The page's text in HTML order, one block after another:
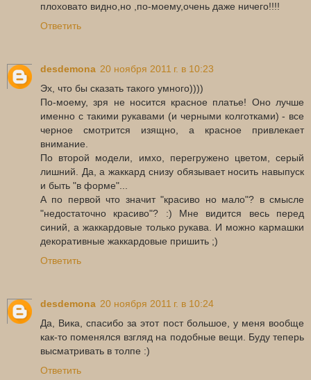
плоховато видно,но ,по-моему,очень даже ничего!!!!
Ответить
desdemona 20 ноября 2011 г. в 10:23
Эх, что бы сказать такого умного))))
По-моему, зря не носится красное платье! Оно лучше
именно с такими рукавами (и черными колготками) - все
черное смотрится изящно, а красное привлекает
внимание.
По второй модели, имхо, перегружено цветом, серый
лишний. Да, а жаккард снизу обязывает носить навыпуск
и быть "в форме"...
А по первой что значит "красиво но мало"? в смысле
"недостаточно красиво"? :) Мне видится весь перед
синий, а жаккардовые только рукава. И можно кармашки
декоративные жаккардовые пришить ;)
Ответить
desdemona 20 ноября 2011 г. в 10:24
Да, Вика, спасибо за этот пост большое, у меня вообще
как-то поменялся взгляд на подобные вещи. Буду теперь
высматривать в толпе :)
Ответить